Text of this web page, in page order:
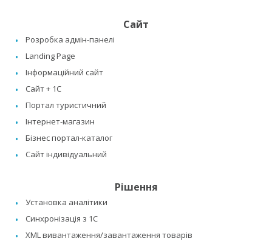
Сайт
Розробка адмін-панелі
Landing Page
Інформаційний сайт
Сайт + 1C
Портал туристичний
Інтернет-магазин
Бізнес портал-каталог
Сайт індивідуальний
Рішення
Установка аналітики
Синхронізація з 1C
XML вивантаження/завантаження товарів